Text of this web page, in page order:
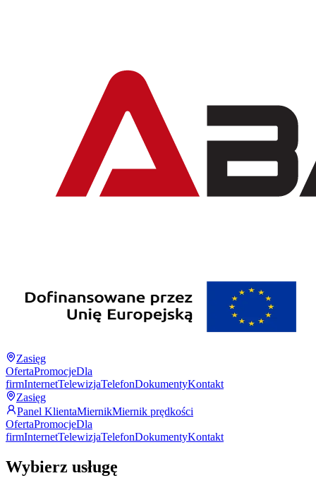
Zasięg
OfertaPromocjeDla
firmInternetTelewizjaTelefonDokumentyKontakt
Zasięg
Panel KlientaMiernikMiernik prędkości
OfertaPromocjeDla
firmInternetTelewizjaTelefonDokumentyKontakt
Wybierz usługę